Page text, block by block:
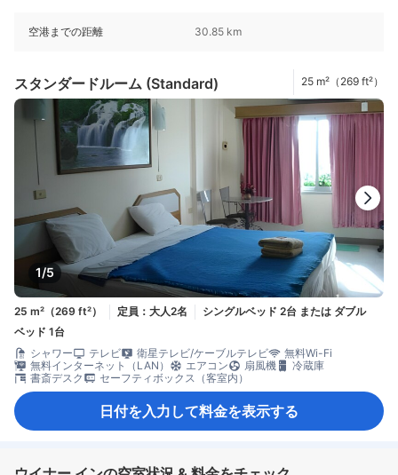
空港までの距離 30.85 km
スタンダードルーム (Standard) 25 m²（269 ft²）
1/5
25 m²（269 ft²） 定員：大人2名
シングルベッド 2台 または ダブル
ベッド 1台
シャワー
テレビ 衛星テレビ/ケーブルテレビ
無料Wi-Fi
無料インターネット（LAN）
エアコン 扇風機
冷蔵庫
書斎デスク
セーフティボックス（客室内）
日付を入力して料金を表示する